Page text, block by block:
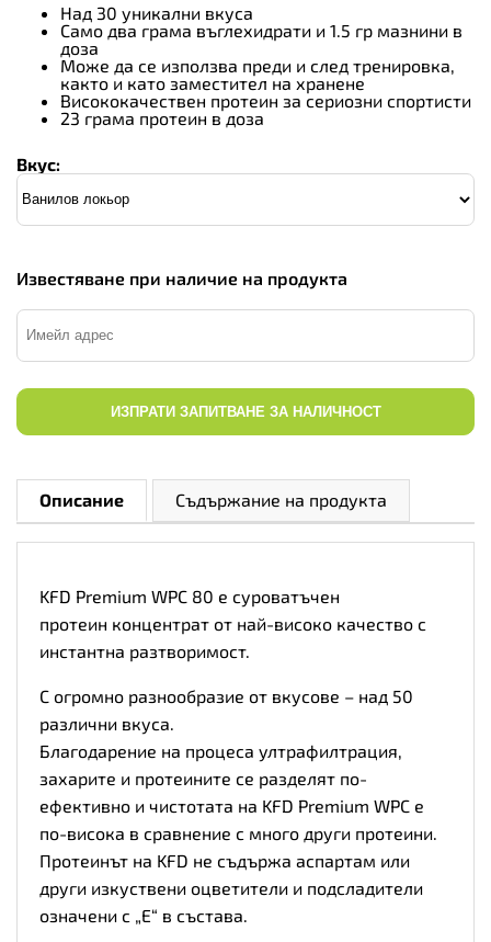
Над 30 уникални вкуса
Само два грама въглехидрати и 1.5 гр мазнини в
доза
Може да се използва преди и след тренировка,
както и като заместител на хранене
Висококачествен протеин за сериозни спортисти
23 грама протеин в доза
Вкус:
Известяване при наличие на продукта
ИЗПРАТИ ЗАПИТВАНЕ ЗА НАЛИЧНОСТ
Описание Съдържание на продукта
KFD Premium WPC 80 е суроватъчен
протеин концентрат от най-високо качество с
инстантна разтворимост.
С огромно разнообразие от вкусове – над 50
различни вкуса.
Благодарение на процеса ултрафилтрация,
захарите и протеините се разделят по-
ефективно и чистотата на KFD Premium WPC е
по-висока в сравнение с много други протеини.
Протеинът на KFD не съдържа аспартам или
други изкуствени оцветители и подсладители
означени с „Е“ в състава.